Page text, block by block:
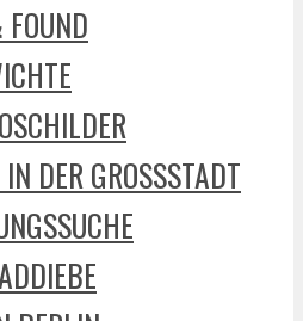
DER GROSSSTADT